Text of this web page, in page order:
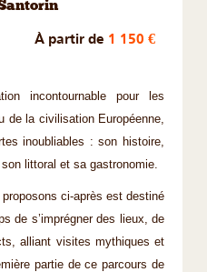
À partir de 1 150 €
incontournable pour les
de la civilisation Européenne,
inoubliables : son histoire,
littoral et sa gastronomie.
ci-après est destiné
de s’imprégner des lieux, de
alliant visites mythiques et
partie de ce parcours de